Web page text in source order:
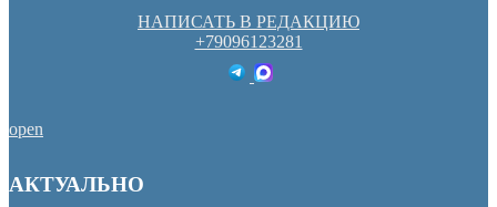
НАПИСАТЬ В РЕДАКЦИЮ
+79096123281
open
АКТУАЛЬНО